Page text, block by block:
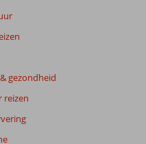
gezondheid
reizen